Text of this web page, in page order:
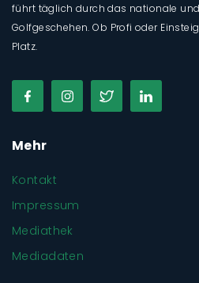
führt täglich durch das nationale
Golfgeschehen. Ob Profi oder
Platz.
Mehr
Kontakt
Impressum
Mediathek
Mediadaten